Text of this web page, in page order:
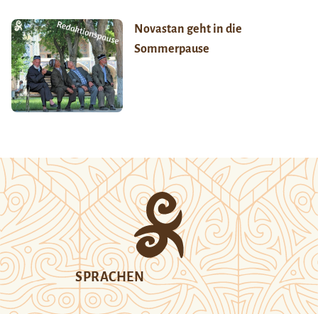
Novastan geht in die
Sommerpause
SPRACHEN